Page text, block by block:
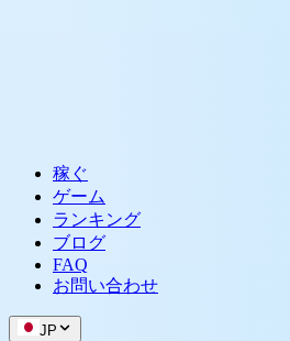
稼ぐ
ゲーム
ランキング
ブログ
FAQ
お問い合わせ
JP